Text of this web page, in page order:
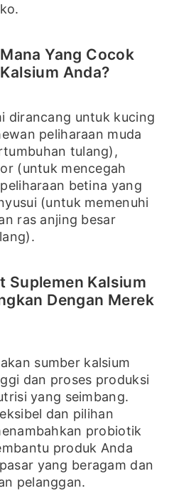
Yang Cocok
Anda?
dirancang untuk kucing
peliharaan muda
tulang),
(untuk mencegah
betina yang
(untuk memenuhi
ras anjing besar
Suplemen Kalsium
Dengan Merek
sumber kalsium
dan proses produksi
yang seimbang.
dan pilihan
probiotik
produk Anda
yang beragam dan
pelanggan.